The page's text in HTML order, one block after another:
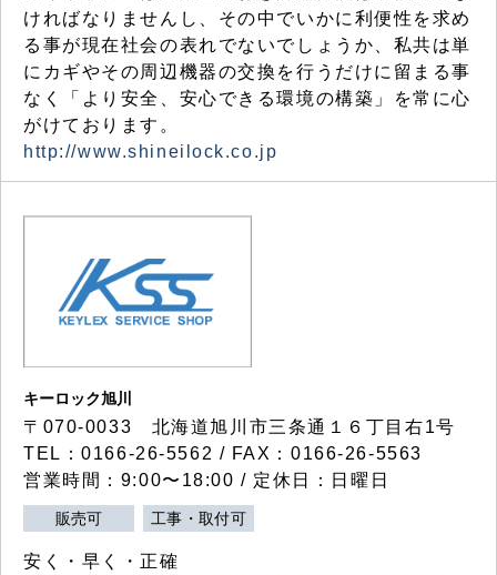
ければなりませんし、その中でいかに利便性を求め
る事が現在社会の表れでないでしょうか、私共は単
にカギやその周辺機器の交換を行うだけに留まる事
なく「より安全、安心できる環境の構築」を常に心
がけております。
http://www.shineilock.co.jp
キーロック旭川
〒070-0033 北海道旭川市三条通１６丁目右1号
TEL：0166-26-5562 / FAX：0166-26-5563
営業時間：9:00〜18:00 / 定休日：日曜日
販売可 工事・取付可
安く・早く・正確